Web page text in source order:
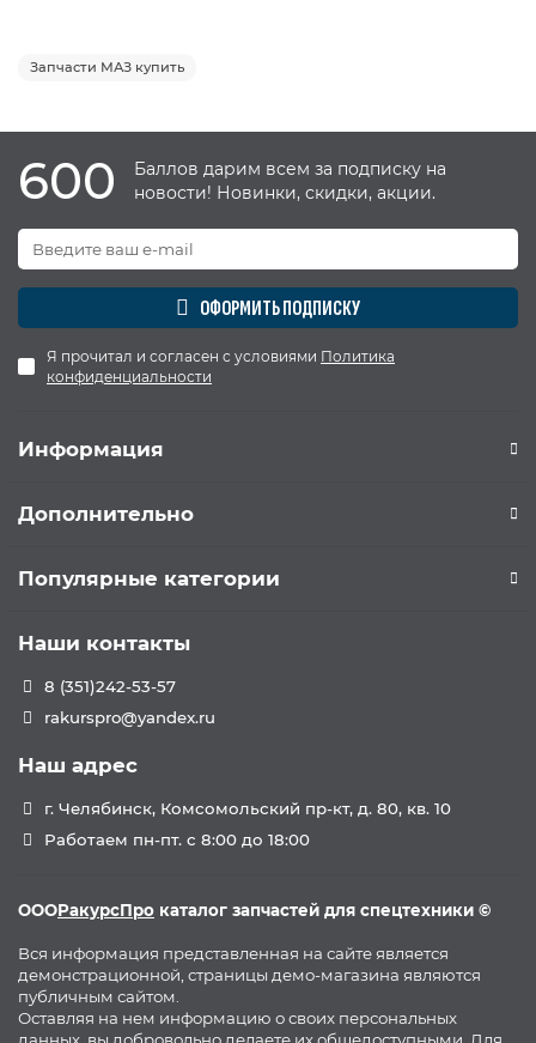
Запчасти МАЗ купить
600
Баллов дарим всем за подписку на
новости! Новинки, скидки, акции.
ОФОРМИТЬ ПОДПИСКУ
Я прочитал и согласен с условиями Политика
конфиденциальности
Информация
Дополнительно
Популярные категории
Наши контакты
8 (351)242-53-57
rakurspro@yandex.ru
Наш адрес
г. Челябинск, Комсомольский пр-кт, д. 80, кв. 10
Работаем пн-пт. с 8:00 до 18:00
ОООРакурсПро каталог запчастей для спецтехники ©
Вся информация представленная на сайте является
демонстрационной, страницы демо-магазина являются
публичным сайтом.
Оставляя на нем информацию о своих персональных